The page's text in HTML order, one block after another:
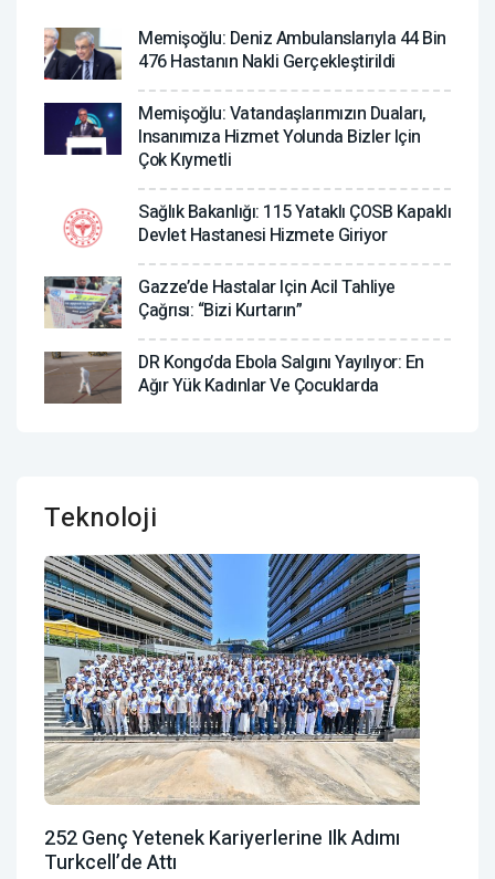
Memişoğlu: Deniz Ambulanslarıyla 44 Bin
476 Hastanın Nakli Gerçekleştirildi
Memişoğlu: Vatandaşlarımızın Duaları,
Insanımıza Hizmet Yolunda Bizler Için
Çok Kıymetli
Sağlık Bakanlığı: 115 Yataklı ÇOSB Kapaklı
Devlet Hastanesi Hizmete Giriyor
Gazze’de Hastalar Için Acil Tahliye
Çağrısı: “Bizi Kurtarın”
DR Kongo’da Ebola Salgını Yayılıyor: En
Ağır Yük Kadınlar Ve Çocuklarda
Teknoloji
252 Genç Yetenek Kariyerlerine Ilk Adımı
Turkcell’de Attı